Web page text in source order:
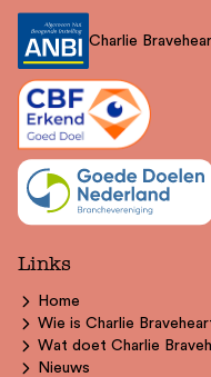
Charlie
Links
Home
Wie is Charlie
Wat doet Charlie
Nieuws